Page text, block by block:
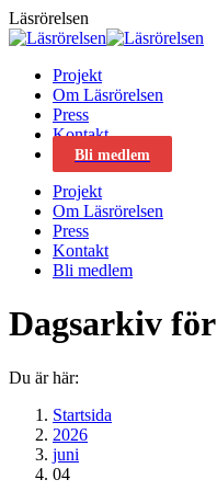
Skip
to
Läsrörelsen
Projekt
Om Läsrörelsen
Press
Kontakt
Bli medlem
Projekt
Om Läsrörelsen
Press
Kontakt
Bli medlem
Dagsarkiv för
Du är här:
Startsida
2026
juni
04